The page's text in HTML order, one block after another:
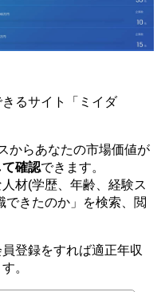
るサイト「ミイダ
からあなたの市場価値が
確認できます。
材(学歴、年齢、経験ス
できたのか」を検索、閲
登録をすれば適正年収
。